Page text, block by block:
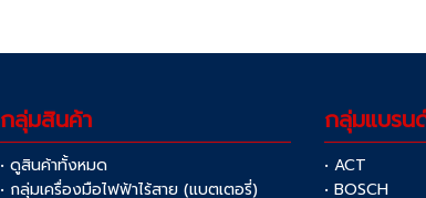
กลุ่มสินค้า
• ดูสินค้าทั้งหมด
• กลุ่มเครื่องมือไฟฟ้าไร้สาย (แบตเตอรี่)
กลุ่มแบรน
• ACT
• BOSCH